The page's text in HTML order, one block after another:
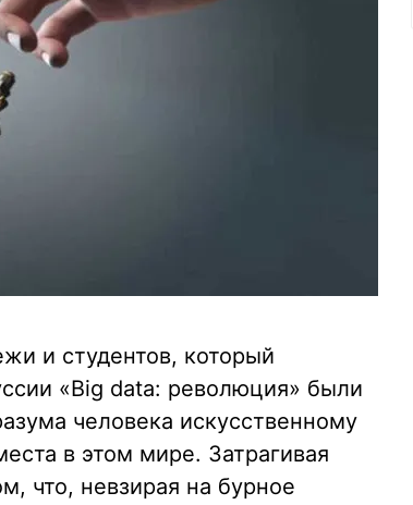
и студентов, который
«Big data: революция» были
человека искусственному
в этом мире. Затрагивая
что, невзирая на бурное